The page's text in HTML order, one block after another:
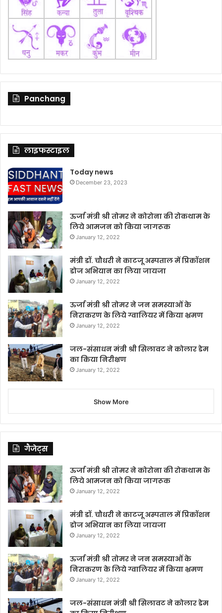
Panchang
लाइफस्टाइल
Today news
December 23, 2023
ऊर्जा मंत्री श्री तोमर ने कोरोना की रोकथाम के
लिये आमजन को किया जागरूक
January 12, 2022
मंत्री डॉ. चौधरी ने काटजू अस्पताल में प्रिकॉशन
डोज अभियान का लिया जायजा
January 12, 2022
ऊर्जा मंत्री श्री तोमर ने जन समस्याओं के
निराकरण के लिये ग्वालियर में किया भ्रमण
January 12, 2022
जल-संसाधन मंत्री श्री सिलावट ने कोलार डेम
का किया निरीक्षण
January 12, 2022
Show More
गैजेट्स
ऊर्जा मंत्री श्री तोमर ने कोरोना की रोकथाम के
लिये आमजन को किया जागरूक
January 12, 2022
मंत्री डॉ. चौधरी ने काटजू अस्पताल में प्रिकॉशन
डोज अभियान का लिया जायजा
January 12, 2022
ऊर्जा मंत्री श्री तोमर ने जन समस्याओं के
निराकरण के लिये ग्वालियर में किया भ्रमण
January 12, 2022
जल-संसाधन मंत्री श्री सिलावट ने कोलार डेम